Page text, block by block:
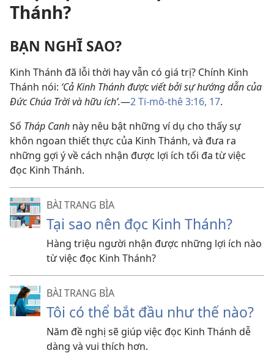
Thánh?
BẠN NGHĨ SAO?
Kinh Thánh đã lỗi thời hay vẫn có giá trị? Chính Kinh
Thánh nói: ‘Cả Kinh Thánh được viết bởi sự hướng dẫn của
Đức Chúa Trời và hữu ích’.—2 Ti-mô-thê 3:16, 17.
Số Tháp Canh này nêu bật những ví dụ cho thấy sự
khôn ngoan thiết thực của Kinh Thánh, và đưa ra
những gợi ý về cách nhận được lợi ích tối đa từ việc
đọc Kinh Thánh.
BÀI TRANG BÌA
Tại sao nên đọc Kinh Thánh?
Hàng triệu người nhận được những lợi ích nào
từ việc đọc Kinh Thánh?
BÀI TRANG BÌA
Tôi có thể bắt đầu như thế nào?
Năm đề nghị sẽ giúp việc đọc Kinh Thánh dễ
dàng và vui thích hơn.